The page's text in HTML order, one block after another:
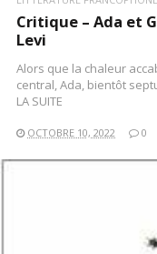
Critique – Ada et
Levi
Alors que la chaleur
central, Ada, bientôt
LA SUITE
OCTOBRE 10, 2022 0